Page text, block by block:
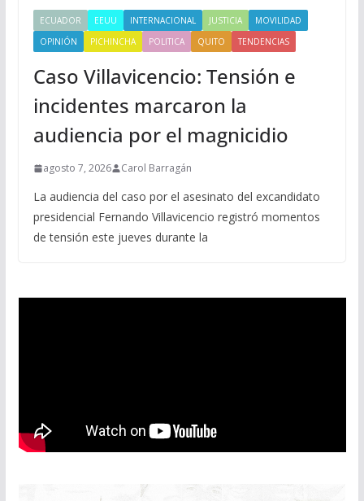
ECUADOR EEUU INTERNACIONAL JUSTICIA
MOVILIDAD
OPINIÓN
PICHINCHA POLITICA QUITO TENDENCIAS
Caso Villavicencio: Tensión e
incidentes marcaron la
audiencia por el magnicidio
agosto 7, 2026 Carol Barragán
La audiencia del caso por el asesinato del excandidato
presidencial Fernando Villavicencio registró momentos
de tensión este jueves durante la